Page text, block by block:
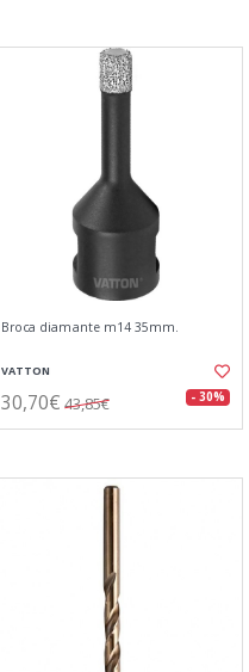
Broca diamante m14 35mm.
VATTON
30,70€ 43,85€ - 30%